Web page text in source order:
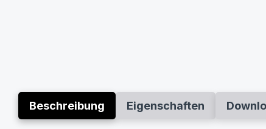
Beschreibung Eigenschaften